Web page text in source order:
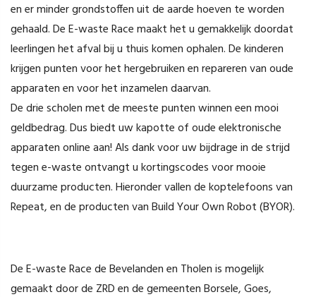
en er minder grondstoffen uit de aarde hoeven te worden
gehaald. De E-waste Race maakt het u gemakkelijk doordat
leerlingen het afval bij u thuis komen ophalen. De kinderen
krijgen punten voor het hergebruiken en repareren van oude
apparaten en voor het inzamelen daarvan.
De drie scholen met de meeste punten winnen een mooi
geldbedrag. Dus biedt uw kapotte of oude elektronische
apparaten online aan! Als dank voor uw bijdrage in de strijd
tegen e-waste ontvangt u kortingscodes voor mooie
duurzame producten. Hieronder vallen de koptelefoons van
Repeat, en de producten van Build Your Own Robot (BYOR).
De E-waste Race de Bevelanden en Tholen is mogelijk
gemaakt door de ZRD en de gemeenten Borsele, Goes,